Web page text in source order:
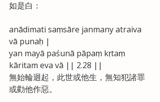
如是白：
anādimati saṃsāre janmany atraiva
vā punaḥ |
yan mayā paśunā pāpaṃ kṛtaṃ
kāritam eva vā || 2.28 ||
無始輪迴起，此世或他生，無知犯諸罪
或勸他作惡。